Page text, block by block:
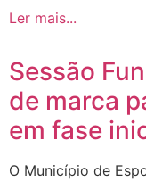
Ler mais...
Sessão
de marca
em fase
O Município de